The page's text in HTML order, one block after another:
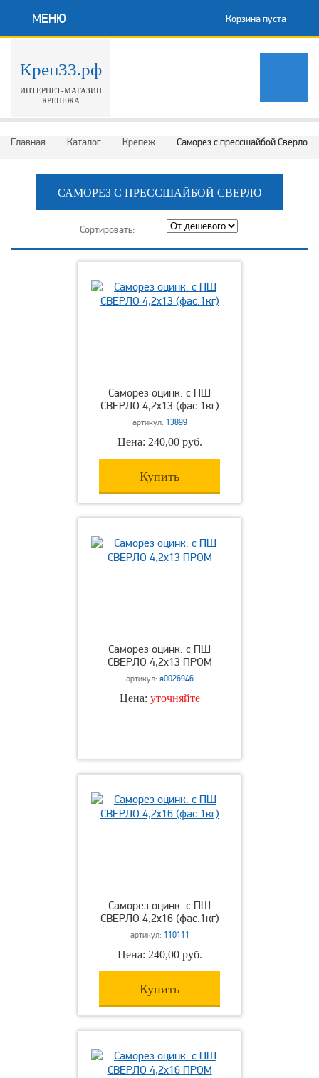
МЕНЮ Корзина пуста
Креп33.рф
ИНТЕРНЕТ-МАГАЗИН
КРЕПЕЖА
Главная Каталог Крепеж Саморез с прессшайбой Сверло
САМОРЕЗ С ПРЕССШАЙБОЙ СВЕРЛО
Сортировать:
Саморез оцинк. с ПШ
СВЕРЛО 4,2х13 (фас.1кг)
артикул: 13899
Цена: 240,00 руб.
Купить
Саморез оцинк. с ПШ
СВЕРЛО 4,2х13 ПРОМ
артикул: я0026946
Цена: уточняйте
Саморез оцинк. с ПШ
СВЕРЛО 4,2х16 (фас.1кг)
артикул: 110111
Цена: 240,00 руб.
Купить